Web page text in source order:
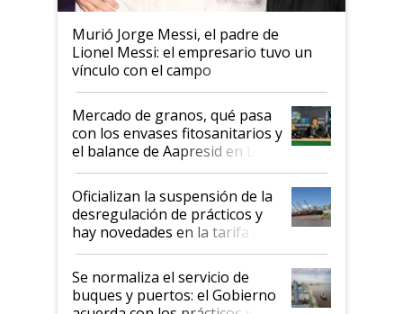
Murió Jorge Messi, el padre de
Lionel Messi: el empresario tuvo un
vínculo con el campo
Mercado de granos, qué pasa
con los envases fitosanitarios y
el balance de Aapresid en La
Posta
Oficializan la suspensión de la
desregulación de prácticos y
hay novedades en la tarifa de
la hidrovía
Se normaliza el servicio de
buques y puertos: el Gobierno